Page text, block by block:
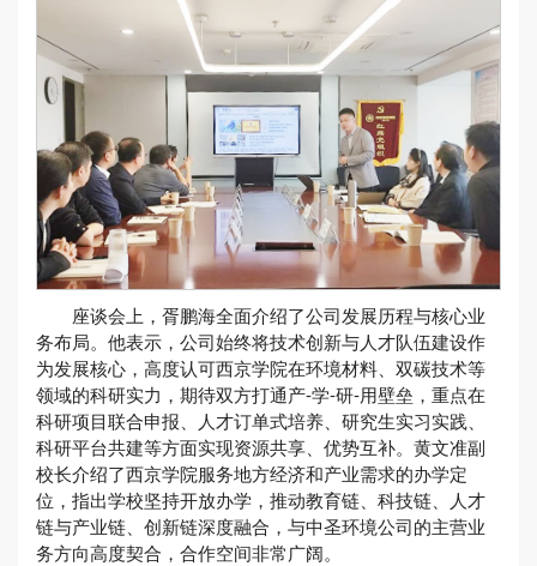
座谈会上，胥鹏海全面介绍了公司发展历程与核心业
务布局。他表示，公司始终将技术创新与人才队伍建设作
为发展核心，高度认可西京学院在环境材料、双碳技术等
领域的科研实力，期待双方打通产-学-研-用壁垒，重点在
科研项目联合申报、人才订单式培养、研究生实习实践、
科研平台共建等方面实现资源共享、优势互补。黄文准副
校长介绍了西京学院服务地方经济和产业需求的办学定
位，指出学校坚持开放办学，推动教育链、科技链、人才
链与产业链、创新链深度融合，与中圣环境公司的主营业
务方向高度契合，合作空间非常广阔。